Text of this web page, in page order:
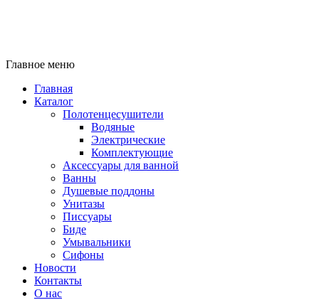
Главное меню
Главная
Каталог
Полотенцесушители
Водяные
Электрические
Комплектующие
Аксессуары для ванной
Ванны
Душевые поддоны
Унитазы
Писсуары
Биде
Умывальники
Сифоны
Новости
Контакты
О нас